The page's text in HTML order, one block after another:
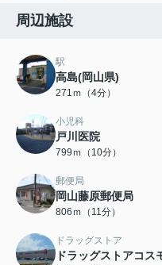
周辺施設
駅
高島(岡山県)
271ｍ（4分）
小児科
戸川医院
799ｍ（10分）
郵便局
岡山藤原郵便局
806ｍ（11分）
ドラッグストア
ドラッグストアコス